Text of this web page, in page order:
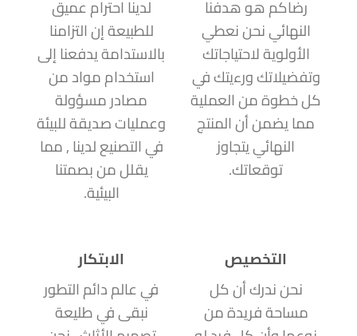
رضاكم هو هدفنا
النهائي نحن نعطي
الأولوية لاحتياجاتك
وتفضيلاتك ورءيتك في
كل خطوة من العملية
مما يضمن أن المنتج
النهائي يتجاوز
توقعاتك.
لدينا احترام عميق
للطبيعة إن التزامنا
بالاستدامة يدفعنا إلى
استخدام مواد من
مصادر مسؤولة
وعمليات صديقة للبيئة
في التصنيع لدينا , مما
يقلل من بصمتنا
البيئية.
التخصيص
نحن ندرك أن كل
مساحة فريدة من
الابتكار
في عالم دائم التطور
نبقى في طليعة